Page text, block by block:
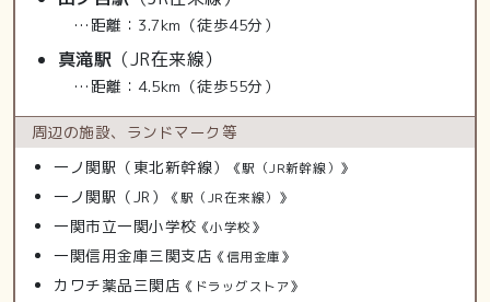
…距離：3.7km（徒歩45分）
真滝駅 （JR在来線）
…距離：4.5km（徒歩55分）
周辺の施設、 ランドマーク等
一ノ関駅（東北新幹線）
《駅（JR新幹線）》
一ノ関駅（JR） 《駅（JR在来線）》
一関市立一関小学校 《小学校》
一関信用金庫三関支店 《信用金庫》
カワチ薬品三関店 《ドラッグストア》